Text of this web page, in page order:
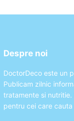
Despre noi
DoctorDeco este un
Publicam zilnic
tratamente si
pentru cei care